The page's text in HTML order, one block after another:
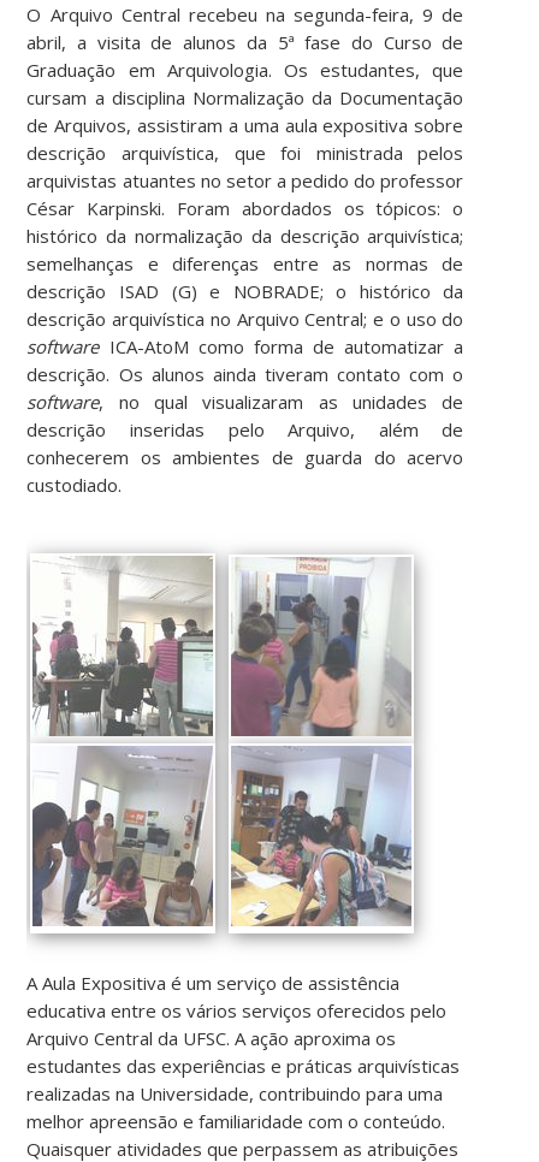
O Arquivo Central recebeu na segunda-feira, 9 de
abril, a visita de alunos da 5ª fase do Curso de
Graduação em Arquivologia. Os estudantes, que
cursam a disciplina Normalização da Documentação
de Arquivos, assistiram a uma aula expositiva sobre
descrição arquivística, que foi ministrada pelos
arquivistas atuantes no setor a pedido do professor
César Karpinski. Foram abordados os tópicos: o
histórico da normalização da descrição arquivística;
semelhanças e diferenças entre as normas de
descrição ISAD (G) e NOBRADE; o histórico da
descrição arquivística no Arquivo Central; e o uso do
softwareICA-AtoM como forma de automatizar a
descrição. Os alunos ainda tiveram contato com o
software, no qual visualizaram as unidades de
descrição inseridas pelo Arquivo, além de
conhecerem os ambientes de guarda do acervo
custodiado.
A Aula Expositiva é um serviço de assistência
educativa entre os vários serviços oferecidos pelo
Arquivo Central da UFSC. A ação aproxima os
estudantes das experiências e práticas arquivísticas
realizadas na Universidade, contribuindo para uma
melhor apreensão e familiaridade com o conteúdo.
Quaisquer atividades que perpassem as atribuições